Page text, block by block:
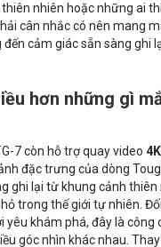
nhiên hoặc những ai
cân nhắc có nên mang
đến cảm giác sẵn sàng ghi
hơn những gì
7 còn hỗ trợ quay video
đặc trưng của dòng
ghi lại từ khung cảnh thiên
trong thế giới tự nhiên.
khám phá, đây là công
góc nhìn khác nhau.